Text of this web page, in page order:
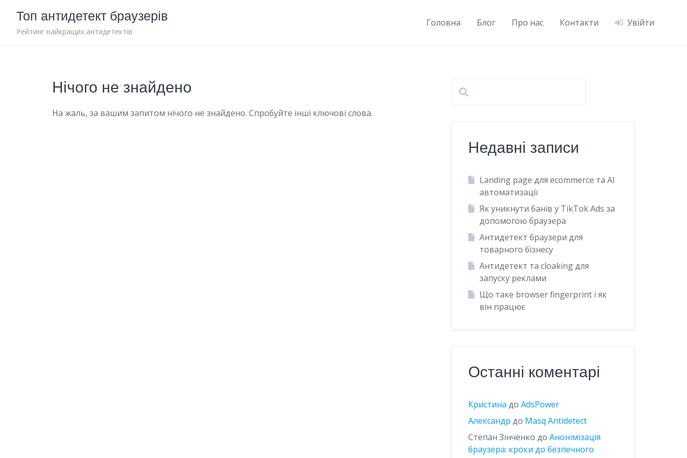
content
Топ антидетект браузерів
Рейтинг найкращих антидетектів
Головна Блог Про нас Контакти Увійти
Нічого не знайдено
На жаль, за вашим запитом нічого не знайдено. Спробуйте інші ключові слова.
Недавні записи
Landing page для ecommerce та AI
автоматизації
Як уникнути банів у TikTok Ads за
допомогою браузера
Антидетект браузери для
товарного бізнесу
Антидетект та cloaking для
запуску реклами
Що таке browser fingerprint і як
він працює
Останні коментарі
Кристина доAdsPower
Александр до Masq Antidetect
Степан Зінченко доАнонімізація
браузера: кроки до безпечного